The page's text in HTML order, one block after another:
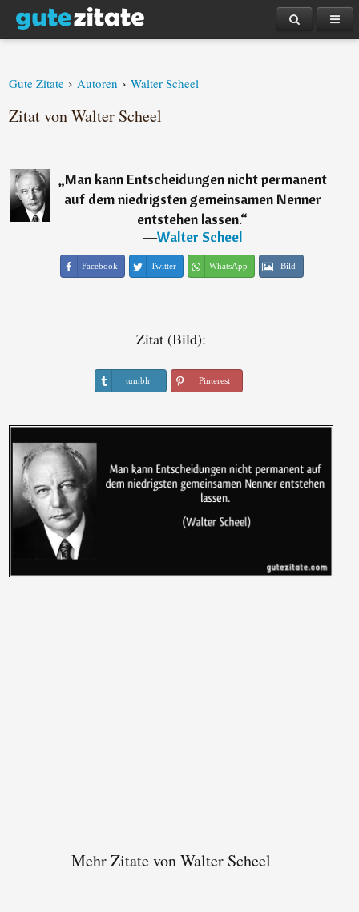
Gute Zitate › Autoren › Walter Scheel
Zitat von Walter Scheel
„Man kann Entscheidungen nicht permanent
auf dem niedrigsten gemeinsamen Nenner
entstehen lassen.“
―Walter Scheel
Facebook Twitter WhatsApp Bild
Zitat (Bild):
tumblr Pinterest
Mehr Zitate von Walter Scheel